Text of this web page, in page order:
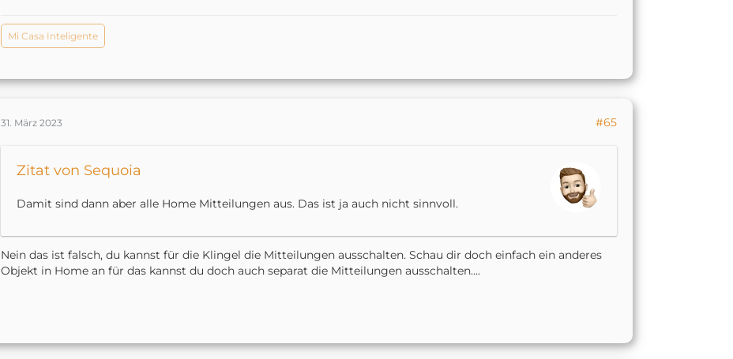
Mi Casa Inteligente
31. März 2023 #65
Zitat von Sequoia
Damit sind dann aber alle Home Mitteilungen aus. Das ist ja auch nicht sinnvoll.
Nein das ist falsch, du kannst für die Klingel die Mitteilungen ausschalten. Schau dir doch einfach ein anderes
Objekt in Home an für das kannst du doch auch separat die Mitteilungen ausschalten....